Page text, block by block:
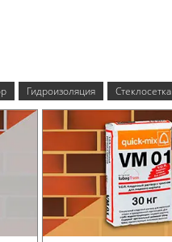
Гидроизоляция Стеклосетка